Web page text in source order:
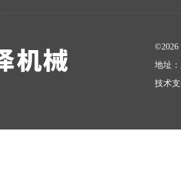
地址
技术